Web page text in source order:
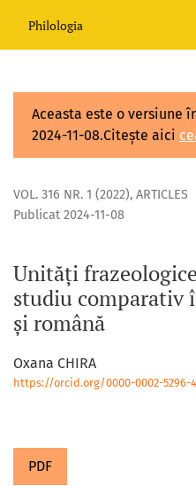
Unități frazeologice
Philologia
Aceasta este o versiune
2024-11-08.Citește aici
VOL. 316 NR. 1 (2022), ARTICLES
Unități
studiu comparativ
și română
Publicat 2024-11-08
Oxana CHIRA
https://orcid.org/0000-0002-5296-
PDF